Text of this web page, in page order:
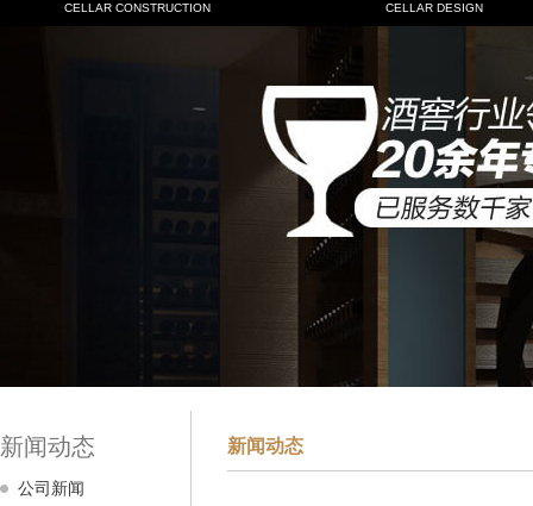
CELLAR CONSTRUCTION CELLAR DESIGN
新闻动态
公司新闻
新闻动态